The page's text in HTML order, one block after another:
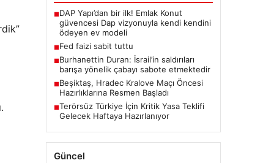
■DAP Yapı’dan bir ilk! Emlak Konut
güvencesi Dap vizyonuyla kendi kendini
ödeyen ev modeli
■Fed faizi sabit tuttu
■Burhanettin Duran: İsrail’in saldırıları
barışa yönelik çabayı sabote etmektedir
■Beşiktaş, Hradec Kralove Maçı Öncesi
Hazırlıklarına Resmen Başladı
■Terörsüz Türkiye İçin Kritik Yasa Teklifi
Gelecek Haftaya Hazırlanıyor
Güncel